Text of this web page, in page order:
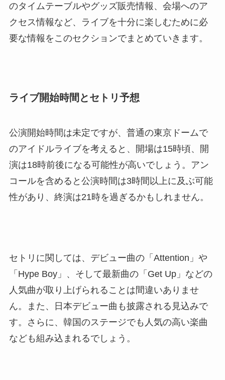
のタイムテーブルやグッズ販売情報、会場へのア
クセス情報など、ライブを十分に楽しむために必
要な情報をこのセクションでまとめていきます。
ライブ開始時間とセトリ予想
公演開始時間は未定ですが、普通の東京ドームで
のアイドルライブを考えると、開場は15時頃、開
演は18時前後になる可能性が高いでしょう。アン
コールを含めると公演時間は3時間以上に及ぶ可能
性があり、終演は21時を過ぎるかもしれません。
セトリに関しては、デビュー曲の「Attention」や
「Hype Boy」、そして最新曲の「Get Up」などの
人気曲が取り上げられることは間違いありませ
ん。また、日本デビュー曲も披露される見込みで
す。さらに、韓国のステージでも人気の高い楽曲
なども組み込まれるでしょう。